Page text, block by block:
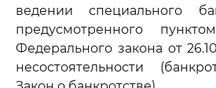
ведении специального
предусмотренного
Федерального закона от
несостоятельности